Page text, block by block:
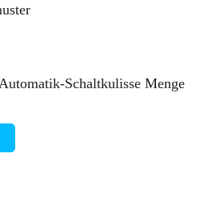
Schaltkulisse Menge